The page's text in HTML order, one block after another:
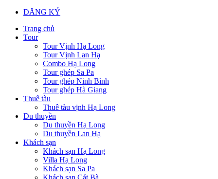
ĐĂNG KÝ
Trang chủ
Tour
Tour Vịnh Hạ Long
Tour Vịnh Lan Hạ
Combo Hạ Long
Tour ghép Sa Pa
Tour ghép Ninh Bình
Tour ghép Hà Giang
Thuê tàu
Thuê tàu vịnh Hạ Long
Du thuyền
Du thuyền Hạ Long
Du thuyền Lan Hạ
Khách sạn
Khách sạn Hạ Long
Villa Hạ Long
Khách sạn Sa Pa
Khách sạn Cát Bà